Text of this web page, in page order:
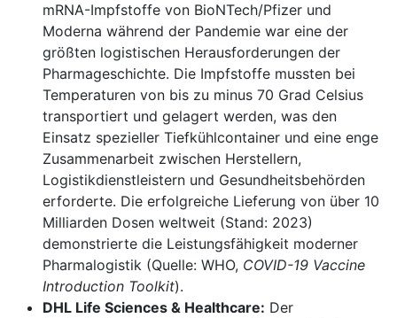
mRNA-Impfstoffe von BioNTech/Pfizer und
Moderna während der Pandemie war eine der
größten logistischen Herausforderungen der
Pharmageschichte. Die Impfstoffe mussten bei
Temperaturen von bis zu minus 70 Grad Celsius
transportiert und gelagert werden, was den
Einsatz spezieller Tiefkühlcontainer und eine enge
Zusammenarbeit zwischen Herstellern,
Logistikdienstleistern und Gesundheitsbehörden
erforderte. Die erfolgreiche Lieferung von über 10
Milliarden Dosen weltweit (Stand: 2023)
demonstrierte die Leistungsfähigkeit moderner
Pharmalogistik (Quelle: WHO, COVID-19 Vaccine
Introduction Toolkit).
DHL Life Sciences & Healthcare: Der